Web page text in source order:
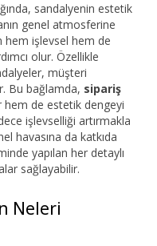
sandalyenin estetik
genel atmosferine
hem işlevsel hem de
olur. Özellikle
müşteri
Bu bağlamda, sipariş
de estetik dengeyi
işlevselliği artırmakla
havasına da katkıda
yapılan her detaylı
sağlayabilir.
Neleri